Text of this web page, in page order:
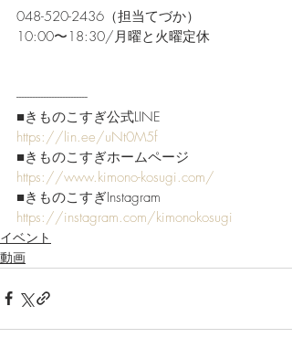
048-520-2436（担当てづか）
10:00〜18:30/月曜と火曜定休
--------------------------
■きものこすぎ公式LINE
https://lin.ee/uNt0M5f
■きものこすぎホームページ
https://www.kimono-kosugi.com/
■きものこすぎInstagram
https://instagram.com/kimonokosugi
イベント
動画